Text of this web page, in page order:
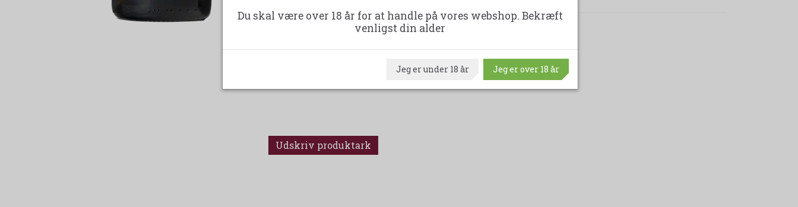
Udskriv produktark
Du skal være over 18 år for at handle på vores webshop. Bekræft
venligst din alder
Jeg er under 18 år Jeg er over 18 år